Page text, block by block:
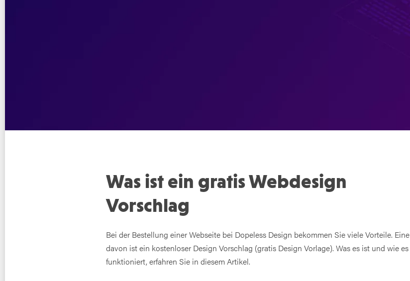
Was ist ein gratis Webdesign
Vorschlag
Bei der Bestellung einer Webseite bei Dopeless Design bekommen Sie viele Vorteile. Eine
davon ist ein kostenloser Design Vorschlag (gratis Design Vorlage). Was es ist und wie es
funktioniert, erfahren Sie in diesem Artikel.